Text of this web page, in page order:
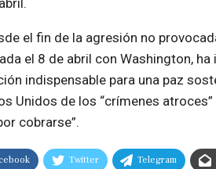
el fin de la agresión no
el 8 de abril con Washington,
indispensable para una paz
Unidos de los “crímenes
cobrarse”.
Twitter Telegram